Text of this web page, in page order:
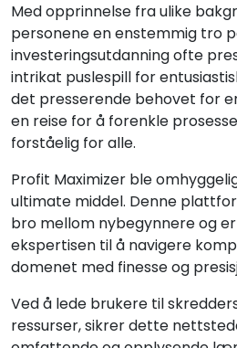
Med opprinnelse fra ulike
personene en enstemmig tro
investeringsutdanning ofte
intrikat puslespill for
det presserende behovet for
en reise for å forenkle
forståelig for alle.
Profit Maximizer ble
ultimate middel. Denne
bro mellom nybegynnere og
ekspertisen til å navigere
domenet med finesse og
Ved å lede brukere til
ressurser, sikrer dette